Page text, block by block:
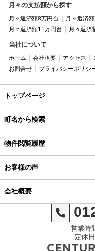
月々の支払額から探す
月々返済額8万円台 月々返済
月々返済額11万円台
月々返済
当社について
ホーム 会社概要 アクセス
お問合せ
プライバシーポリシ
トップページ
町名から検索
物件閲覧履歴
お客様の声
会社概要
営業時
定休